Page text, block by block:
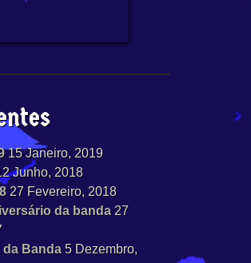
15 Janeiro, 2019
Junho, 2018
27 Fevereiro, 2018
da banda 27
da Banda 5 Dezembro,